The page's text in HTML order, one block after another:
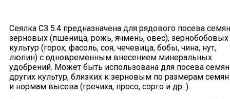
Сеялка СЗ 5.4 предназначена для рядового посева семян
зерновых (пшеница, рожь, ячмень, овес), зернобобовых
культур (горох, фасоль, соя, чечевица, бобы, чина, нут,
люпин) с одновременным внесением минеральных
удобрений. Может быть использована для посева семян
других культур, близких к зерновым по размерам семян
и нормам высева (гречиха, просо, сорго и др. ).